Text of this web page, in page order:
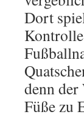
Dort
denn
Füße zu